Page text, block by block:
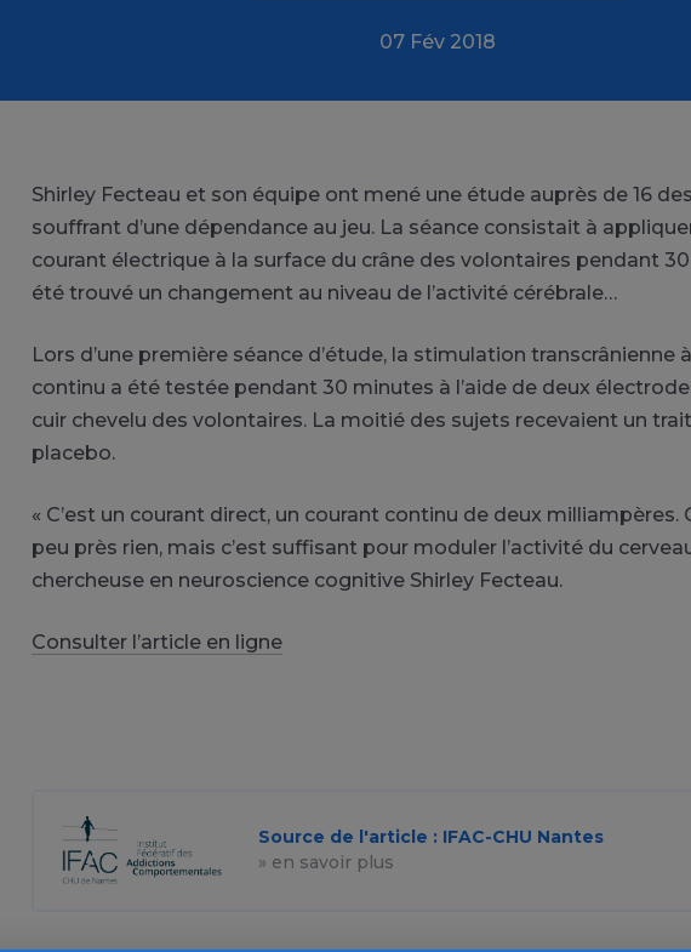
07 Fév 2018
Shirley Fecteau et son équipe ont mené une étude auprès de 16
souffrant d’une dépendance au jeu. La séance consistait à
courant électrique à la surface du crâne des volontaires pendant
été trouvé un changement au niveau de l’activité cérébrale…
Lors d’une première séance d’étude, la stimulation transcrânienne
continu a été testée pendant 30 minutes à l’aide de deux
cuir chevelu des volontaires. La moitié des sujets recevaient un
placebo.
« C’est un courant direct, un courant continu de deux milliampères.
peu près rien, mais c’est suffisant pour moduler l’activité du
chercheuse en neuroscience cognitive Shirley Fecteau.
Consulter l’article en ligne
Source de l'article : IFAC-CHU Nantes
» en savoir plus